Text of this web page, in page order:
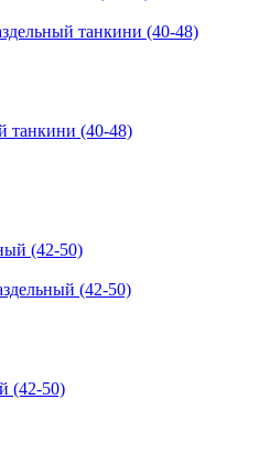
танкини (40-48)
танкини (40-48)
(42-50)
(42-50)